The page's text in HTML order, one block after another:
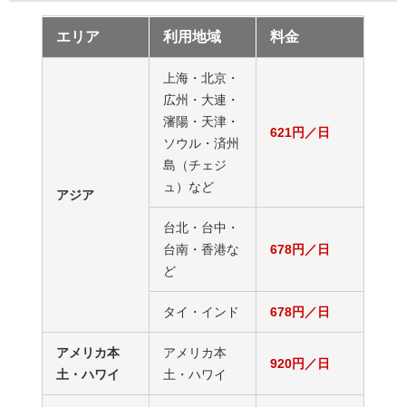
エリア 利用地域 料金
アジア
上海・北京・
広州・大連・
瀋陽・天津・
ソウル・済州
島（チェジ
ュ）など
621円／日
台北・台中・
台南・香港な
ど
678円／日
タイ・インド 678円／日
アメリカ本
土・ハワイ
アメリカ本
土・ハワイ
920円／日